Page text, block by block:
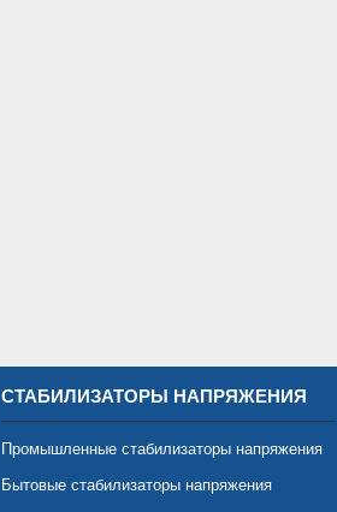
СТАБИЛИЗАТОРЫ НАПРЯЖЕНИЯ
Промышленные стабилизаторы напряжения
Бытовые стабилизаторы напряжения